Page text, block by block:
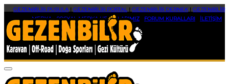
GEZENBİLİR PUSULA| GEZENBİLİR PORTAL| GEZENBİLİR DERNEK| GEZENBİLİR
MEDYA|SOSYAL MEDYA HESAPLARIMIZ FORUM KURALLARI İLETİŞİM